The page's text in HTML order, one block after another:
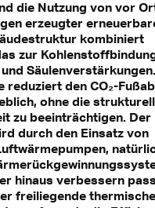
die Nutzung von vor
erzeugter
kombiniert
zur
reduziert den CO₂-
ohne die
zu beeinträchtigen. Der
durch den Einsatz von
hinaus verbessern
freiliegende